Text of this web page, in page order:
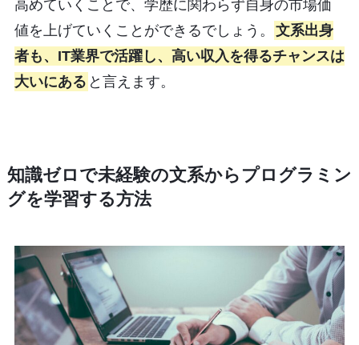
高めていくことで、学歴に関わらず自身の市場価
値を上げていくことができるでしょう。
文系出身
者も、IT業界で活躍し、高い収入を得るチャンスは
大いにある と言えます。
知識ゼロで未経験の文系からプログラミン
グを学習する方法